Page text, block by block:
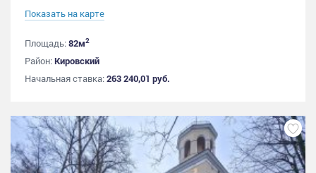
Показать на карте
Площадь:82м2
Район:Кировский
Начальная ставка:263 240,01 руб.